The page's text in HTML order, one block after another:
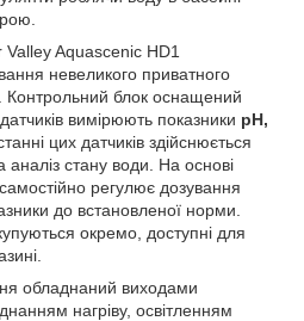
Valley Aquascenic HD1
невеликого приватного
. Контрольний блок оснащений
вимірюють показники pH,
цих датчиків здійснюється
аналіз стану води. На основі
регулює дозування
до встановленої норми.
окремо, доступні для
обладнаний виходами
нагріву, освітленням